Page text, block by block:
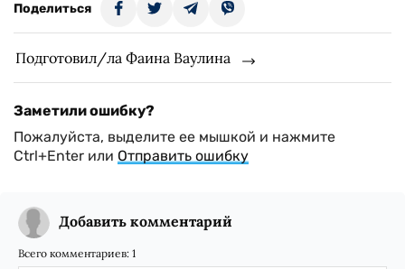
Поделиться
Подготовил/ла Фаина Ваулина
Заметили ошибку?
Пожалуйста, выделите ее мышкой и нажмите
Ctrl+Enter или Отправить ошибку
Добавить комментарий
Всего комментариев: 1